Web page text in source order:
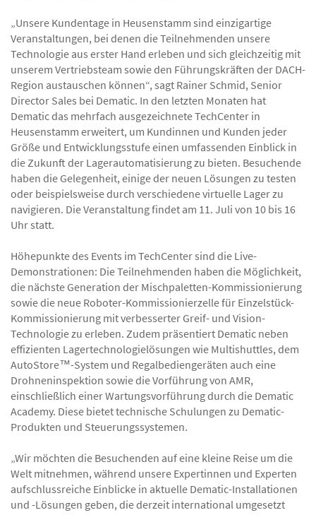
„Unsere Kundentage in Heusenstamm sind einzigartige
Veranstaltungen, bei denen die Teilnehmenden unsere
Technologie aus erster Hand erleben und sich gleichzeitig mit
unserem Vertriebsteam sowie den Führungskräften der DACH-
Region austauschen können“, sagt Rainer Schmid, Senior
Director Sales bei Dematic. In den letzten Monaten hat
Dematic das mehrfach ausgezeichnete TechCenter in
Heusenstamm erweitert, um Kundinnen und Kunden jeder
Größe und Entwicklungsstufe einen umfassenden Einblick in
die Zukunft der Lagerautomatisierung zu bieten. Besuchende
haben die Gelegenheit, einige der neuen Lösungen zu testen
oder beispielsweise durch verschiedene virtuelle Lager zu
navigieren. Die Veranstaltung findet am 11. Juli von 10 bis 16
Uhr statt.
Höhepunkte des Events im TechCenter sind die Live-
Demonstrationen: Die Teilnehmenden haben die Möglichkeit,
die nächste Generation der Mischpaletten-Kommissionierung
sowie die neue Roboter-Kommissionierzelle für Einzelstück-
Kommissionierung mit verbesserter Greif- und Vision-
Technologie zu erleben. Zudem präsentiert Dematic neben
effizienten Lagertechnologielösungen wie Multishuttles, dem
AutoStore™-System und Regalbediengeräten auch eine
Drohneninspektion sowie die Vorführung von AMR,
einschließlich einer Wartungsvorführung durch die Dematic
Academy. Diese bietet technische Schulungen zu Dematic-
Produkten und Steuerungssystemen.
„Wir möchten die Besuchenden auf eine kleine Reise um die
Welt mitnehmen, während unsere Expertinnen und Experten
aufschlussreiche Einblicke in aktuelle Dematic-Installationen
und -Lösungen geben, die derzeit international umgesetzt